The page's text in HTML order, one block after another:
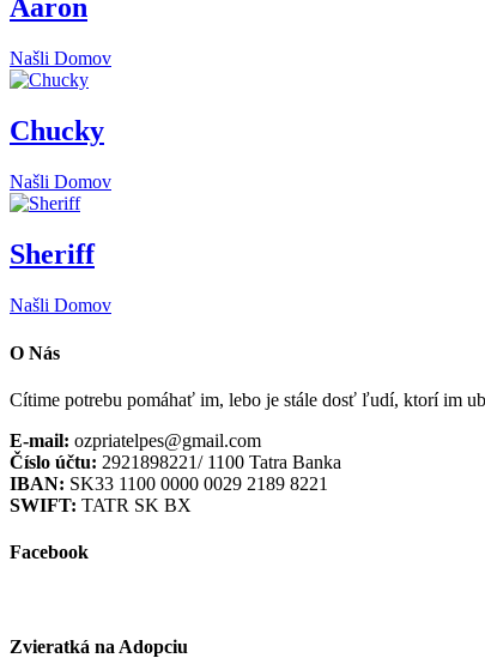
Aaron
Našli Domov
Chucky
Našli Domov
Sheriff
Našli Domov
O Nás
Cítime potrebu pomáhať im, lebo je stále dosť ľudí, ktorí im
E-mail: ozpriatelpes@gmail.com
Číslo účtu: 2921898221/ 1100 Tatra Banka
IBAN: SK33 1100 0000 0029 2189 8221
SWIFT: TATR SK BX
Facebook
Zvieratká na Adopciu